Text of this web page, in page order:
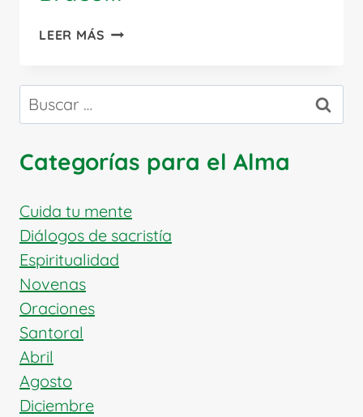
LEER MÁS SANTA
BRACELLI
Buscar:
Categorías para el Alma
Cuida tu mente
Diálogos de sacristía
Espiritualidad
Novenas
Oraciones
Santoral
Abril
Agosto
Diciembre